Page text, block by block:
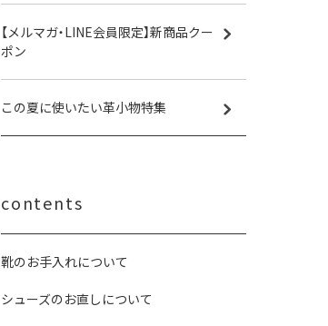
【メルマガ・LINE会員限定】新商品クー
ポン
この夏に使いたい革小物特集
contents
靴のお手入れについて
シューズのお直しについて